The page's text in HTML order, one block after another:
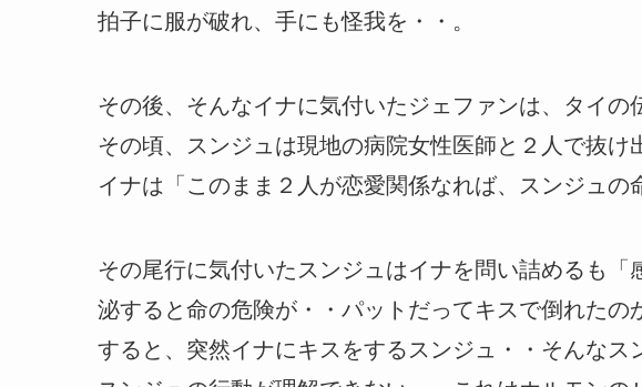
拍子に服が破れ、手にも怪我を・・。
その後、そんなイナに気付いたジェファンは、タイの
その頃、スンジュは現地の病院女性医師と２人で抜け
イナは「このまま２人が恋愛関係なれば、スンジュの
その尾行に気付いたスンジュはイナを問い詰めるも
泌すると命の危険が・・パットだってキスで倒れたの
すると、突然イナにキスをするスンジュ・・そんなス